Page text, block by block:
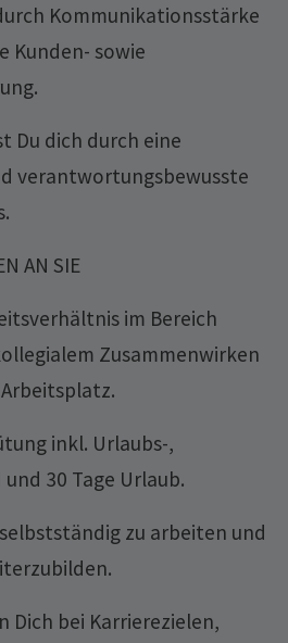
Kommunikationsstärke
Kunden- sowie
Du dich durch eine
verantwortungsbewusste
AN SIE
im Bereich
Zusammenwirken
inkl. Urlaubs-,
30 Tage Urlaub.
zu arbeiten und
Dich bei Karrierezielen,